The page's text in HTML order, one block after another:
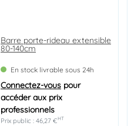
Barre porte-rideau extensible
80-140cm
En stock livrable sous 24h
Connectez-vous pour
accéder aux prix
professionnels
Prix public : 46,27 €HT